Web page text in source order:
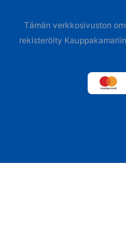
Tämän verkkosivuston
rekisteröity